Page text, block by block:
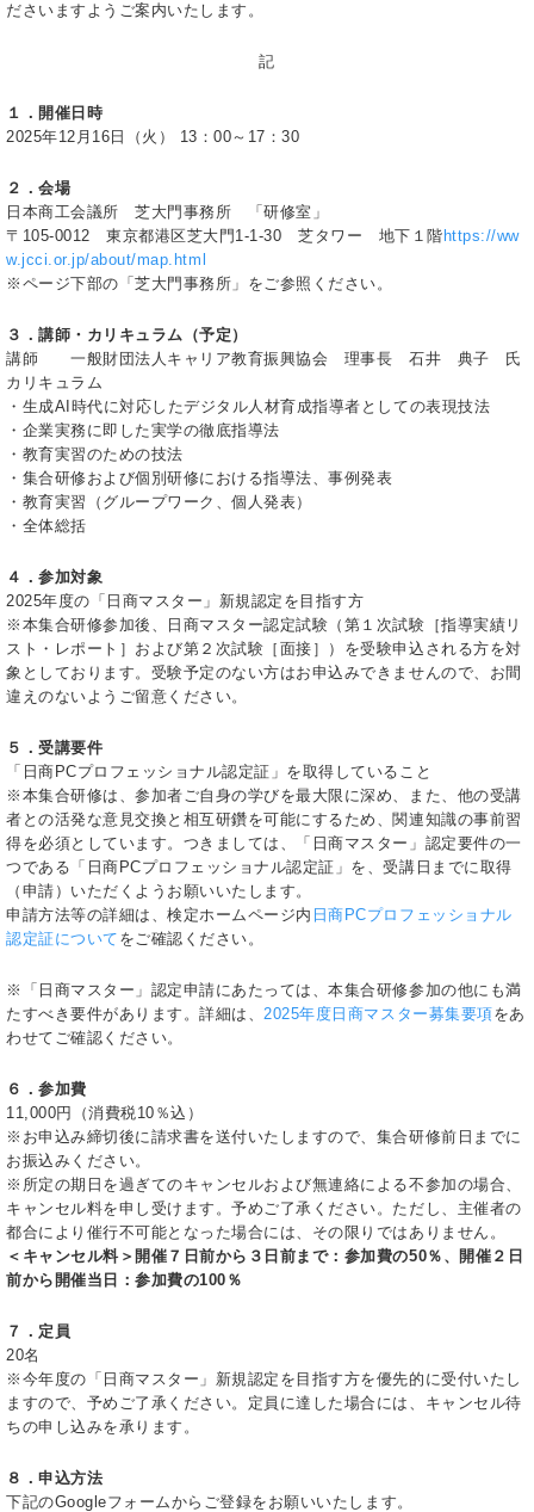
ださいますようご案内いたします。
記
１．開催日時
2025年12月16日（火） 13：00～17：30
２．会場
日本商工会議所 芝大門事務所 「研修室」
〒105-0012 東京都港区芝大門1-1-30 芝タワー 地下１階 https://ww
w.jcci.or.jp/about/map.html
※ページ下部の「芝大門事務所」をご参照ください。
３．講師・カリキュラム（予定）
講師 一般財団法人キャリア教育振興協会 理事長 石井 典子 氏
カリキュラム
・生成AI時代に対応したデジタル人材育成指導者としての表現技法
・企業実務に即した実学の徹底指導法
・教育実習のための技法
・集合研修および個別研修における指導法、事例発表
・教育実習（グループワーク、個人発表）
・全体総括
４．参加対象
2025年度の「日商マスター」新規認定を目指す方
※本集合研修参加後、日商マスター認定試験（第１次試験［指導実績リ
スト・レポート］および第２次試験［面接］）を受験申込される方を対
象としております。受験予定のない方はお申込みできませんので、お間
違えのないようご留意ください。
５．受講要件
「日商PCプロフェッショナル認定証」を取得していること
※本集合研修は、参加者ご自身の学びを最大限に深め、また、他の受講
者との活発な意見交換と相互研鑽を可能にするため、関連知識の事前習
得を必須としています。つきましては、「日商マスター」認定要件の一
つである「日商PCプロフェッショナル認定証」を、受講日までに取得
（申請）いただくようお願いいたします。
申請方法等の詳細は、検定ホームページ内 日商PCプロフェッショナル
認定証について をご確認ください。
※「日商マスター」認定申請にあたっては、本集合研修参加の他にも満
たすべき要件があります。詳細は、2025年度日商マスター募集要項をあ
わせてご確認ください。
６．参加費
11,000円（消費税10％込）
※お申込み締切後に請求書を送付いたしますので、集合研修前日までに
お振込みください。
※所定の期日を過ぎてのキャンセルおよび無連絡による不参加の場合、
キャンセル料を申し受けます。予めご了承ください。ただし、主催者の
都合により催行不可能となった場合には、その限りではありません。
＜キャンセル料＞ 開催７日前から３日前まで：参加費の50％、開催２日
前から開催当日：参加費の100％
７ ．定員
20名
※今年度の「日商マスター」新規認定を目指す方を優先的に受付いたし
ますので、予めご了承ください。定員に達した場合には、キャンセル待
ちの申し込みを承ります。
８．申込方法
下記のGoogleフォームからご登録をお願いいたします。